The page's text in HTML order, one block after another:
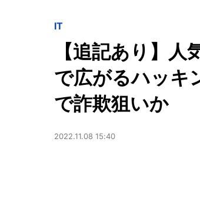
IT
【追記あり】
で広がるハッ
で詐欺狙いか
2022.11.08 15:40